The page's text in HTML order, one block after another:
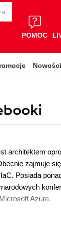
POMOC
Nowości
architektem
zajmuje
Posiada
Azure.